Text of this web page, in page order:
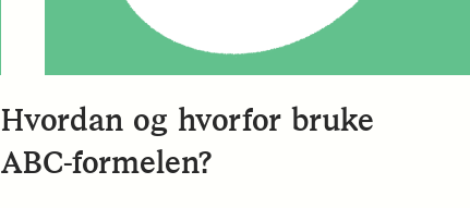
Hvordan og hvorfor bruke
ABC-formelen?